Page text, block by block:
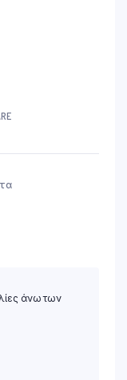
άνω των